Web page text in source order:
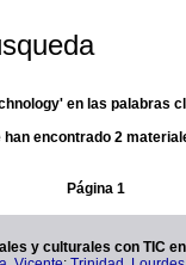
en las palabras
han encontrado 2
Página 1
y culturales con TIC